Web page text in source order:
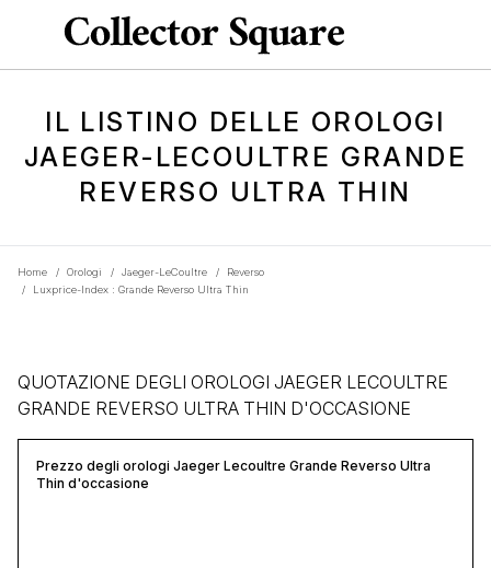
IL LISTINO DELLE OROLOGI
JAEGER-LECOULTRE GRANDE
REVERSO ULTRA THIN
Home / Orologi / Jaeger-LeCoultre /
Reverso
/
Luxprice-Index : Grande Reverso Ultra Thin
QUOTAZIONE DEGLI OROLOGI JAEGER LECOULTRE
GRANDE REVERSO ULTRA THIN D'OCCASIONE
Prezzo degli orologi Jaeger Lecoultre Grande Reverso Ultra
Thin d'occasione